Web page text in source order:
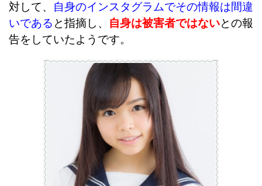
対して、 自身のインスタグラムでその情報は間違
いである と指摘し、 自身は被害者ではないとの報
告をしていたようです。